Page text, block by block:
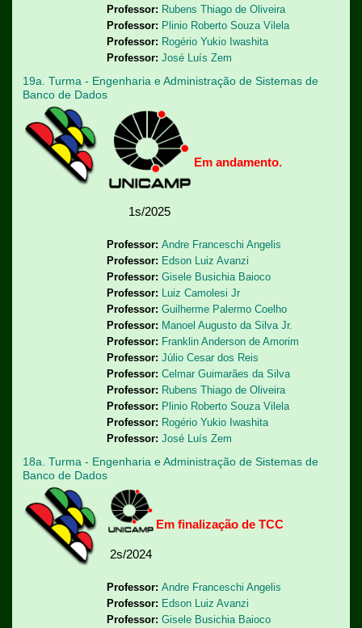
Professor: Rubens Thiago de Oliveira
Professor: Plinio Roberto Souza Vilela
Professor: Rogério Yukio Iwashita
Professor: José Luís Zem
19a. Turma - Engenharia e Administração de Sistemas de
Banco de Dados
1s/2025
Em andamento.
Professor: Andre Franceschi Angelis
Professor: Edson Luiz Avanzi
Professor: Gisele Busichia Baioco
Professor: Luiz Camolesi Jr
Professor: Guilherme Palermo Coelho
Professor: Manoel Augusto da Silva Jr.
Professor: Franklin Anderson de Amorim
Professor: Júlio Cesar dos Reis
Professor: Celmar Guimarães da Silva
Professor: Rubens Thiago de Oliveira
Professor: Plinio Roberto Souza Vilela
Professor: Rogério Yukio Iwashita
Professor: José Luís Zem
18a. Turma - Engenharia e Administração de Sistemas de
Banco de Dados
2s/2024
Em finalização de TCC
Professor: Andre Franceschi Angelis
Professor: Edson Luiz Avanzi
Professor: Gisele Busichia Baioco